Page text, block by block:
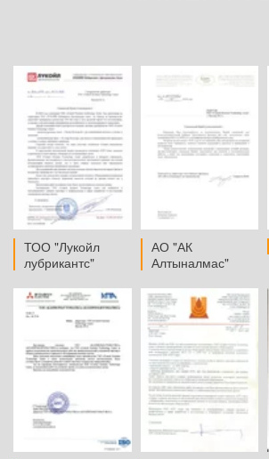
ТОО "Лукойл
лубрикантс"
АО "АК
Алтыналмас"